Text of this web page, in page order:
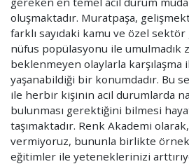
oluşmaktadır. Muratpaşa,
farklı sayıdaki kamu ve özel
nüfus popülasyonu ile umulmadık
beklenmeyen olaylarla
yaşanabildiği bir konumdadır. Bu
ile herbir kişinin acil durumlarda
bulunması gerektiğini bilmesi
taşımaktadır. Renk Akademi
vermiyoruz, bununla birlikte
eğitimler ile yeteneklerinizi